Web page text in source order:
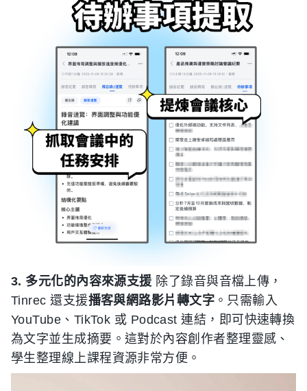
3. 多元化的內容來源支援 除了錄音與音檔上傳，
Tinrec 還支援播客與網路影片轉文字 。只需輸入
YouTube、TikTok 或 Podcast 連結，即可快速轉換
為文字並生成摘要。這對於內容創作者整理靈感、
學生整理線上課程資源非常方便。